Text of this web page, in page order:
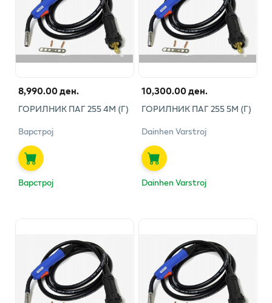
8,990.00 ден.
ГОРИЛНИК ПАГ 255 4М (Г)
Варстрој
Варстрој
10,300.00 ден.
ГОРИЛНИК ПАГ 255 5М (Г)
Dainhen Varstroj
Dainhen Varstroj